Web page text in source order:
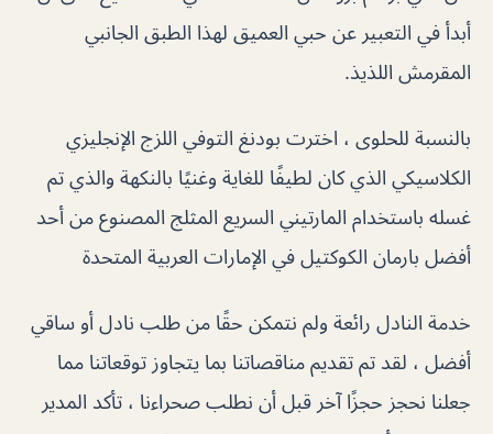
أبدأ في التعبير عن حبي العميق لهذا الطبق الجانبي
المقرمش اللذيذ.
بالنسبة للحلوى ، اخترت بودنغ التوفي اللزج الإنجليزي
الكلاسيكي الذي كان لطيفًا للغاية وغنيًا بالنكهة والذي تم
غسله باستخدام المارتيني السريع المثلج المصنوع من أحد
أفضل بارمان الكوكتيل في الإمارات العربية المتحدة
خدمة النادل رائعة ولم نتمكن حقًا من طلب نادل أو ساقي
أفضل ، لقد تم تقديم مناقصاتنا بما يتجاوز توقعاتنا مما
جعلنا نحجز حجزًا آخر قبل أن نطلب صحراءنا ، تأكد المدير